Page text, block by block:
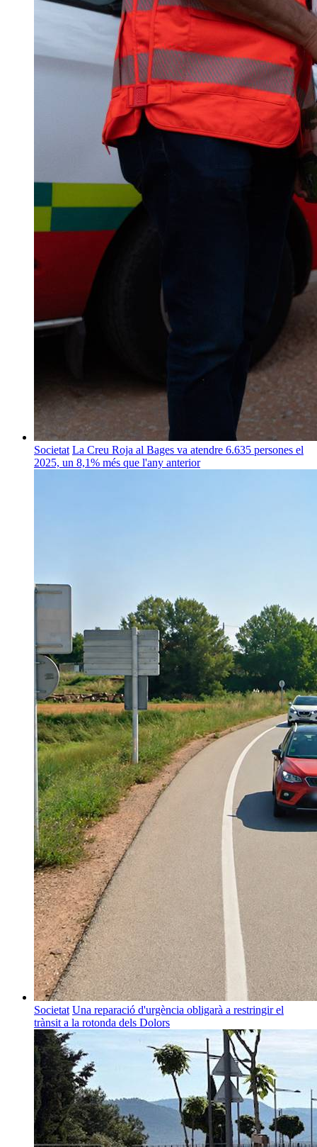
Societat La Creu Roja al Bages va atendre 6.635 persones el
2025, un 8,1% més que l'any anterior
Societat Una reparació d'urgència obligarà a restringir el
trànsit a la rotonda dels Dolors